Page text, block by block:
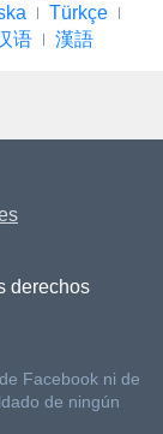
Türkçe
语 漢語
derechos
Facebook ni de
de ningún